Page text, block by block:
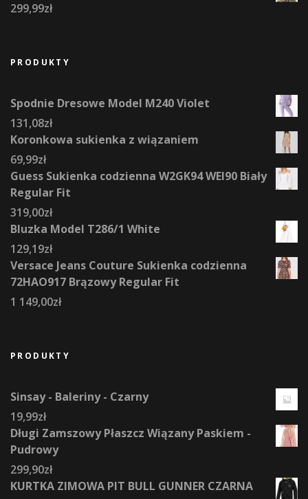
299,99zł
PRODUKTY
Spodnie Dresowe Model M240 Violet
131,08zł
Koronkowa sukienka z wiązaniem
69,99zł
Guess Sukienka codzienna W2GK94 WEI90 Biały
Regular Fit
319,00zł
Bluzka Model T286/1 White
129,19zł
Versace Jeans Couture Sukienka codzienna
72HAO917 Brązowy Regular Fit
1 149,00zł
PRODUKTY
Sinsay - Baleriny - Czarny
19,99zł
Długi Zamszowy Płaszcz Wiązany Paskiem -
Pudrowy
299,90zł
KURTKA ZIMOWA PIT BULL GUNNER CZARNA